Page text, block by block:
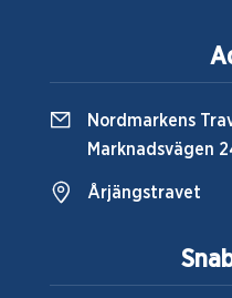
Nordmarkens
Marknadsvägen
Årjängstravet